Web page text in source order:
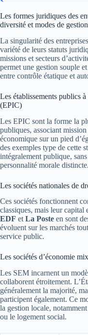
Les formes juridiques des
diversité et modes de gestion
La singularité des
variété de leurs statuts
missions et secteurs
permet une gestion souple
entre contrôle étatique et
Les établissements publics
(EPIC)
Les EPIC sont la forme la
publiques, associant
économique sur un pied
des exemples type de cette
intégralement publique,
personnalité morale distincte.
Les sociétés nationales de
Ces sociétés fonctionnent
classiques, mais leur capital
EDF et La Poste en sont
évoluent sur les marchés
service public.
Les sociétés d’économie
Les SEM incarnent un
collaborent étroitement.
généralement la majorité,
participent également. Ce
la gestion locale,
ou le logement social.